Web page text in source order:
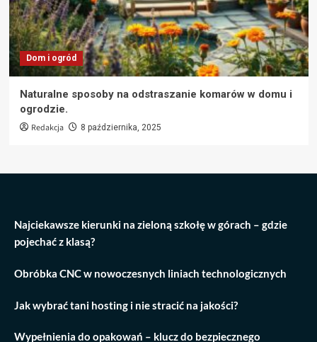
Dom i ogród
Naturalne sposoby na odstraszanie komarów w domu i
ogrodzie.
Redakcja 8 października, 2025
Najciekawsze kierunki na zieloną szkołę w górach – gdzie
pojechać z klasą?
Obróbka CNC w nowoczesnych liniach technologicznych
Jak wybrać tani hosting i nie stracić na jakości?
Wypełnienia do opakowań – klucz do bezpiecznego